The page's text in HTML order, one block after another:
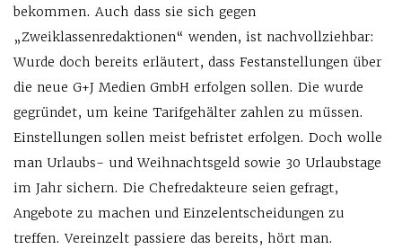
bekommen. Auch dass sie sich gegen
„Zweiklassenredaktionen“ wenden, ist nachvollziehbar:
Wurde doch bereits erläutert, dass Festanstellungen über
die neue G+J Medien GmbH erfolgen sollen. Die wurde
gegründet, um keine Tarifgehälter zahlen zu müssen.
Einstellungen sollen meist befristet erfolgen. Doch wolle
man Urlaubs- und Weihnachtsgeld sowie 30 Urlaubstage
im Jahr sichern. Die Chefredakteure seien gefragt,
Angebote zu machen und Einzelentscheidungen zu
treffen. Vereinzelt passiere das bereits, hört man.